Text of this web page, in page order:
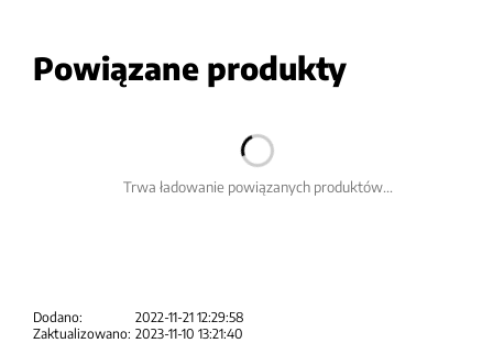
Powiązane produkty
Trwa ładowanie powiązanych produktów...
Dodano:
2022-11-21 12:29:58
Zaktualizowano: 2023-11-10 13:21:40